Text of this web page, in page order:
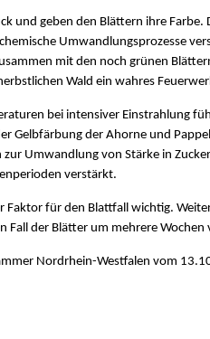
und geben den Blättern ihre Farbe.
Umwandlungsprozesse
mit den noch grünen
Wald ein wahres
bei intensiver Einstrahlung
Gelbfärbung der Ahorne und
Umwandlung von Stärke in
verstärkt.
Faktor für den Blattfall wichtig.
Fall der Blätter um mehrere Wochen
Nordrhein-Westfalen vom